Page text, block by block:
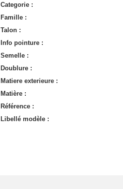
Categorie :
Famille :
Talon :
Info pointure :
Semelle :
Doublure :
Matiere exterieure :
Matière :
Référence :
Libellé modèle :